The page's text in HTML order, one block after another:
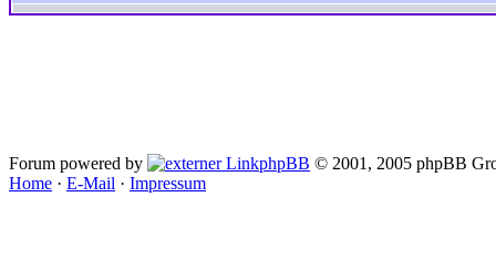
Forum powered by phpBB © 2001, 2005 phpBB
Home · E-Mail · Impressum